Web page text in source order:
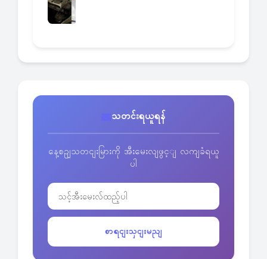
သတင်းရယူရန်
နေ့စဥျသတငျးမြားကို အီးမေးလျဖွင့ျ လကျခံရယူ
ပါ
စာရငျးသှငျးမညျ